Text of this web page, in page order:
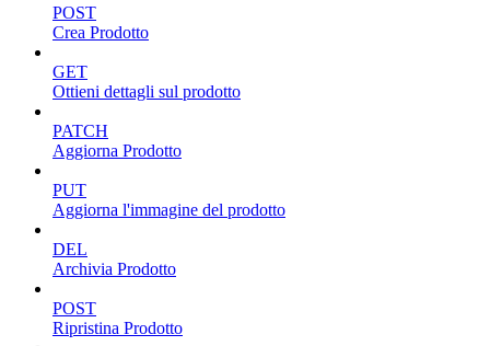
POST
Crea Prodotto
GET
Ottieni dettagli sul prodotto
PATCH
Aggiorna Prodotto
PUT
Aggiorna l'immagine del prodotto
DEL
Archivia Prodotto
POST
Ripristina Prodotto